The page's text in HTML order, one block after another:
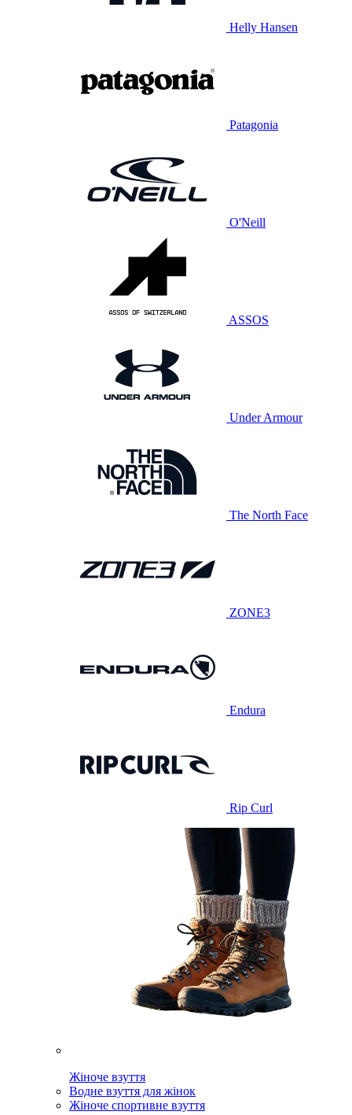
Helly Hansen
Patagonia
O'Neill
ASSOS
Under Armour
The North Face
ZONE3
Endura
Rip Curl
Жіноче взуття
Водне взуття для жінок
Жіноче спортивне взуття